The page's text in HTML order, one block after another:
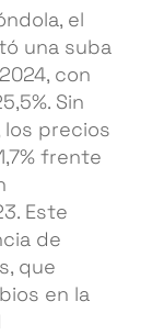
el
una suba
con
Sin
los precios
frente
Este
de
que
en la